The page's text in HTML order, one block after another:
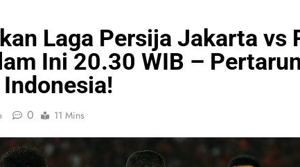
Laga Persija Jakarta vs
Ini 20.30 WIB –
0 11 Mins